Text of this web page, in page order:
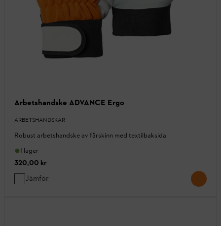
Arbetshandske ADVANCE Ergo
ARBETSHANDSKAR
Robust arbetshandske av fårskinn med textilbaksida
I lager
320,00 kr
Jämför